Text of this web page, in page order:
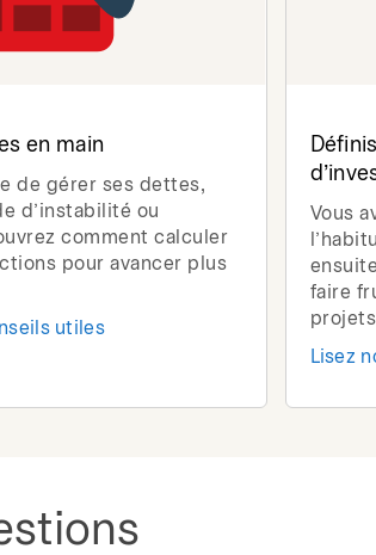
en main
de gérer ses dettes,
d’instabilité ou
comment calculer
pour avancer plus
utiles
Vous
faire
Lisez